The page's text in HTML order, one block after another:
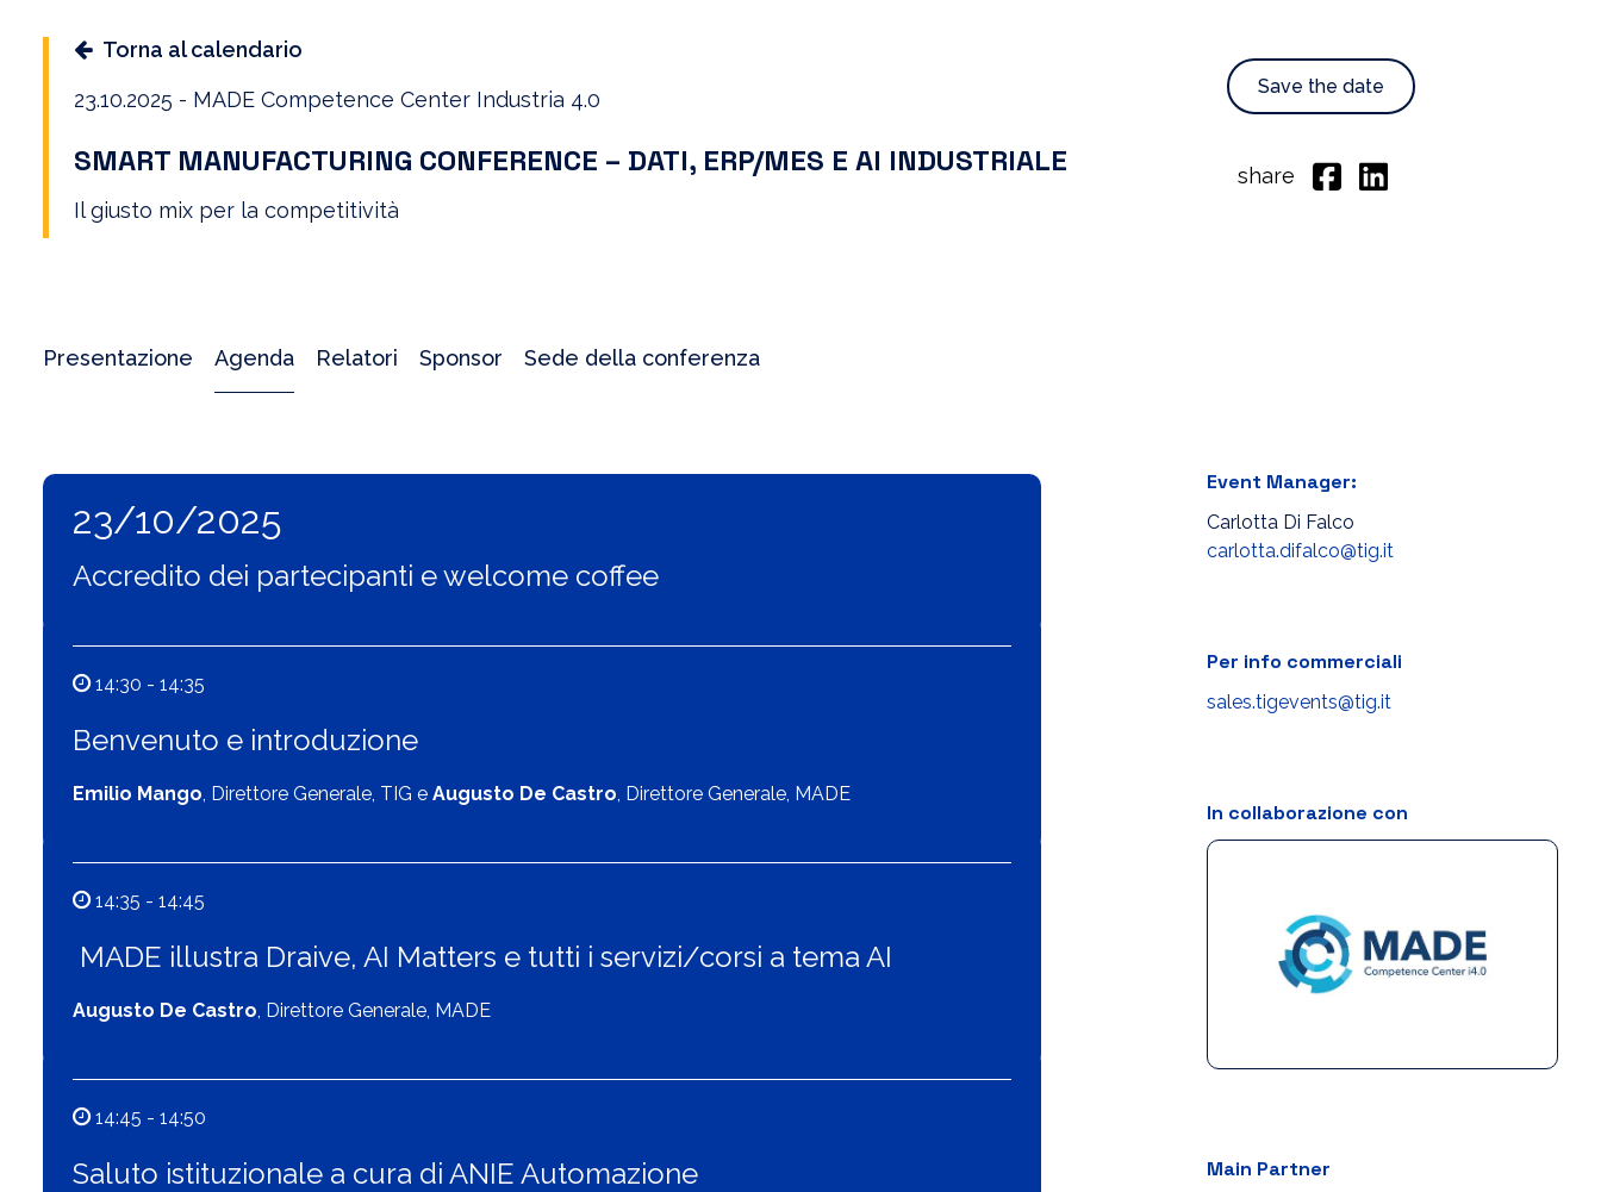
Torna al calendario
23.10.2025 - MADE Competence Center Industria 4.0
SMART MANUFACTURING CONFERENCE – DATI, ERP/MES E AI INDUSTRIALE
Il giusto mix per la competitività
Save the date
share
Presentazione Agenda Relatori Sponsor Sede della conferenza
23/10/2025
Accredito dei partecipanti e welcome coffee
14:30 - 14:35
Benvenuto e introduzione
Emilio Mango, Direttore Generale, TIG e Augusto De Castro, Direttore Generale, MADE
14:35 - 14:45
MADE illustra Draive, AI Matters e tutti i servizi/corsi a tema AI
Augusto De Castro, Direttore Generale, MADE
14:45 - 14:50
Saluto istituzionale a cura di ANIE Automazione
Event Manager:
Carlotta Di Falco
carlotta.difalco@tig.it
Per info commerciali
sales.tigevents@tig.it
In collaborazione con
Main Partner